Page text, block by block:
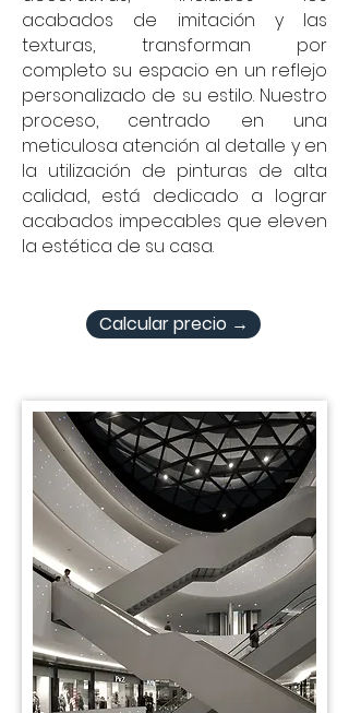
acabados de imitación y las
texturas, transforman por
completo su espacio en un reflejo
personalizado de su estilo. Nuestro
proceso, centrado en una
meticulosa atención al detalle y en
la utilización de pinturas de alta
calidad, está dedicado a lograr
acabados impecables que eleven
la estética de su casa.
Calcular precio →